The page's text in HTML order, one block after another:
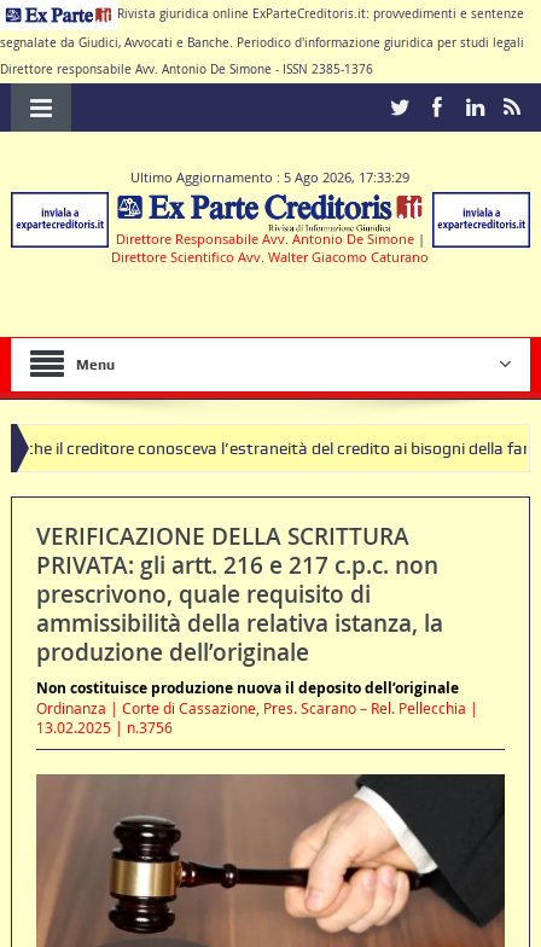
Rivista giuridica online ExParteCreditoris.it: provvedimenti e sentenze
segnalate da Giudici, Avvocati e Banche. Periodico d'informazione giuridica per studi legali
Direttore responsabile Avv. Antonio De Simone - ISSN 2385-1376
Ultimo Aggiornamento : 5 Ago 2026, 17:33:29
Direttore Responsabile Avv. Antonio De Simone |
Direttore Scientifico Avv. Walter Giacomo Caturano
Menu
conosceva l’estraneità del credito ai bisogni della famiglia
VERIFICAZIONE DELLA SCRITTURA
PRIVATA: gli artt. 216 e 217 c.p.c. non
prescrivono, quale requisito di
ammissibilità della relativa istanza, la
produzione dell’originale
Non costituisce produzione nuova il deposito dell’originale
Ordinanza | Corte di Cassazione, Pres. Scarano – Rel. Pellecchia |
13.02.2025 | n.3756